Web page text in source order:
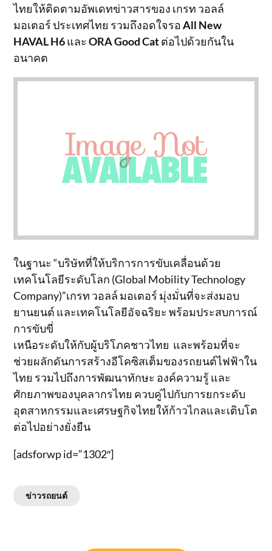
ไทยให้ติดตามอัพเดทข่าวสารของ เกรท วอลล์
มอเตอร์ ประเทศไทย รวมถึงอดใจรอAll New
HAVAL H6และORA Good Catต่อไปด้วยกันใน
อนาคต
ในฐานะ “บริษัทที่ให้บริการการขับเคลื่อนด้วย
เทคโนโลยีระดับโลก (Global Mobility Technology
Company)”เกรท วอลล์ มอเตอร์ มุ่งมั่นที่จะส่งมอบ
ยานยนต์ และเทคโนโลยีอัจฉริยะ พร้อมประสบการณ์
การขับขี่
เหนือระดับให้กับผู้บริโภคชาวไทย และพร้อมที่จะ
ช่วยผลักดันการสร้างอีโคซิสเต็มของรถยนต์ไฟฟ้าใน
ไทย รวมไปถึงการพัฒนาทักษะ องค์ความรู้ และ
ศักยภาพของบุคลากรไทย ควบคู่ไปกับการยกระดับ
อุตสาหกรรมและเศรษฐกิจไทยให้ก้าวไกลและเติบโต
ต่อไปอย่างยั่งยืน
[adsforwp id=”1302″]
ข่าวรถยนต์